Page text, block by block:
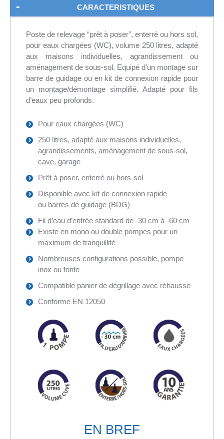
CARACTERISTIQUES
Poste de relevage “prêt à poser”, enterré ou hors sol,
pour eaux chargées (WC), volume 250 litres, adapté
aux maisons individuelles, agrandissement ou
aménagement de sous-sol. Equipé d’un montage sur
barre de guidage ou en kit de connexion rapide pour
un montage/démontage simplifié. Adapté pour fils
d’eaux peu profonds.
Pour eaux chargées (WC)
250 litres, adapté aux maisons individuelles,
agrandissements, aménagement de sous-sol,
cave, garage
Prêt à poser, enterré ou hors-sol
Disponible avec kit de connexion rapide
ou barres de guidage (BDG)
Fil d’eau d’entrée standard de -30 cm à -60 cm
Existe en mono ou double pompes pour un
maximum de tranquillité
Nombreuses configurations possible, pompe
inox ou fonte
Compatible panier de dégrillage avec réhausse
Conforme EN 12050
EN BREF